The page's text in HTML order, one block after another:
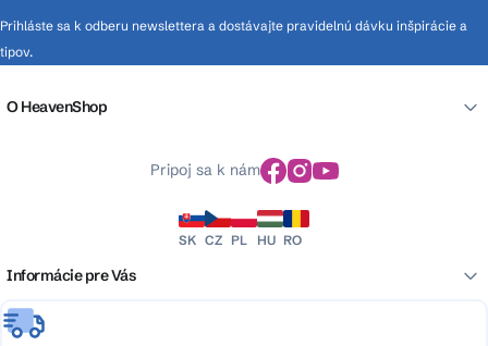
Prihláste sa k odberu newslettera a dostávajte pravidelnú dávku inšpirácie a
tipov.
O HeavenShop
Pripoj sa k nám
SK CZ PL HU RO
Informácie pre Vás